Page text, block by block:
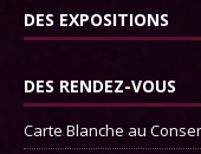
DES EXPOSITIONS
DES RENDEZ-VOUS
Carte Blanche au